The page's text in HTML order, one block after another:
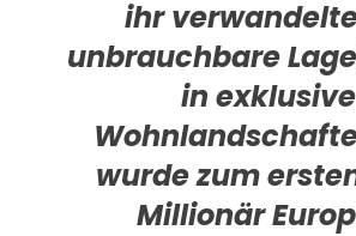
ihr
unbrauchbare
in exklusive
wurde zum
Millionär